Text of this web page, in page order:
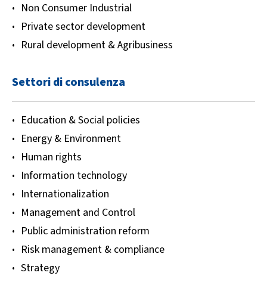
Non Consumer Industrial
Private sector development
Rural development & Agribusiness
Settori di consulenza
Education & Social policies
Energy & Environment
Human rights
Information technology
Internationalization
Management and Control
Public administration reform
Risk management & compliance
Strategy